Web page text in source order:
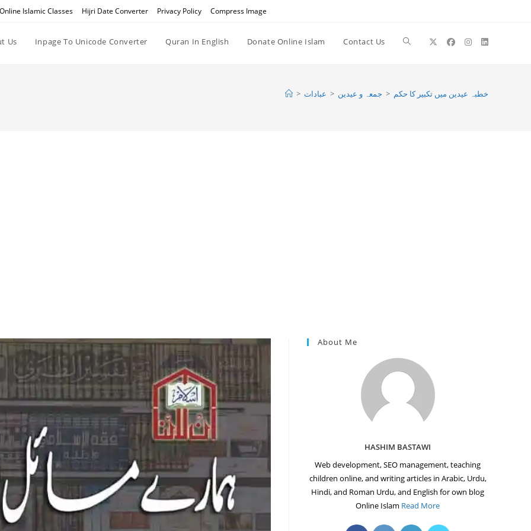
Online Islamic Classes Hijri Date Converter Privacy Policy Compress Image
Us Inpage To Unicode Converter Quran In English Donate Online Islam Contact Us Toggle
> عبادات > جمعہ و عیدین > خطبہ عیدین میں تکبیر کا حکم
About Me
HASHIM BASTAWI
Web development, SEO management, teaching
children online, and writing articles in Arabic, Urdu,
Hindi, and Roman Urdu, and English for own blog
Online Islam Read More